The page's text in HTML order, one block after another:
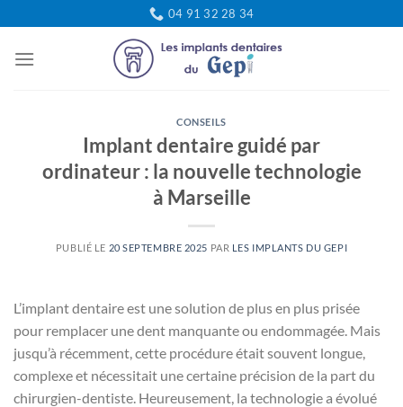
contenu
04 91 32 28 34
CONSEILS
Implant dentaire guidé par
ordinateur : la nouvelle technologie
à Marseille
PUBLIÉ LE 20 SEPTEMBRE 2025 PAR LES IMPLANTS DU GEPI
L’implant dentaire est une solution de plus en plus prisée
pour remplacer une dent manquante ou endommagée. Mais
jusqu’à récemment, cette procédure était souvent longue,
complexe et nécessitait une certaine précision de la part du
chirurgien-dentiste. Heureusement, la technologie a évolué